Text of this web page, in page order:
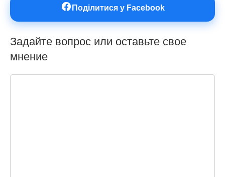
Поділитися у Facebook
Задайте вопрос или оставьте свое
мнение